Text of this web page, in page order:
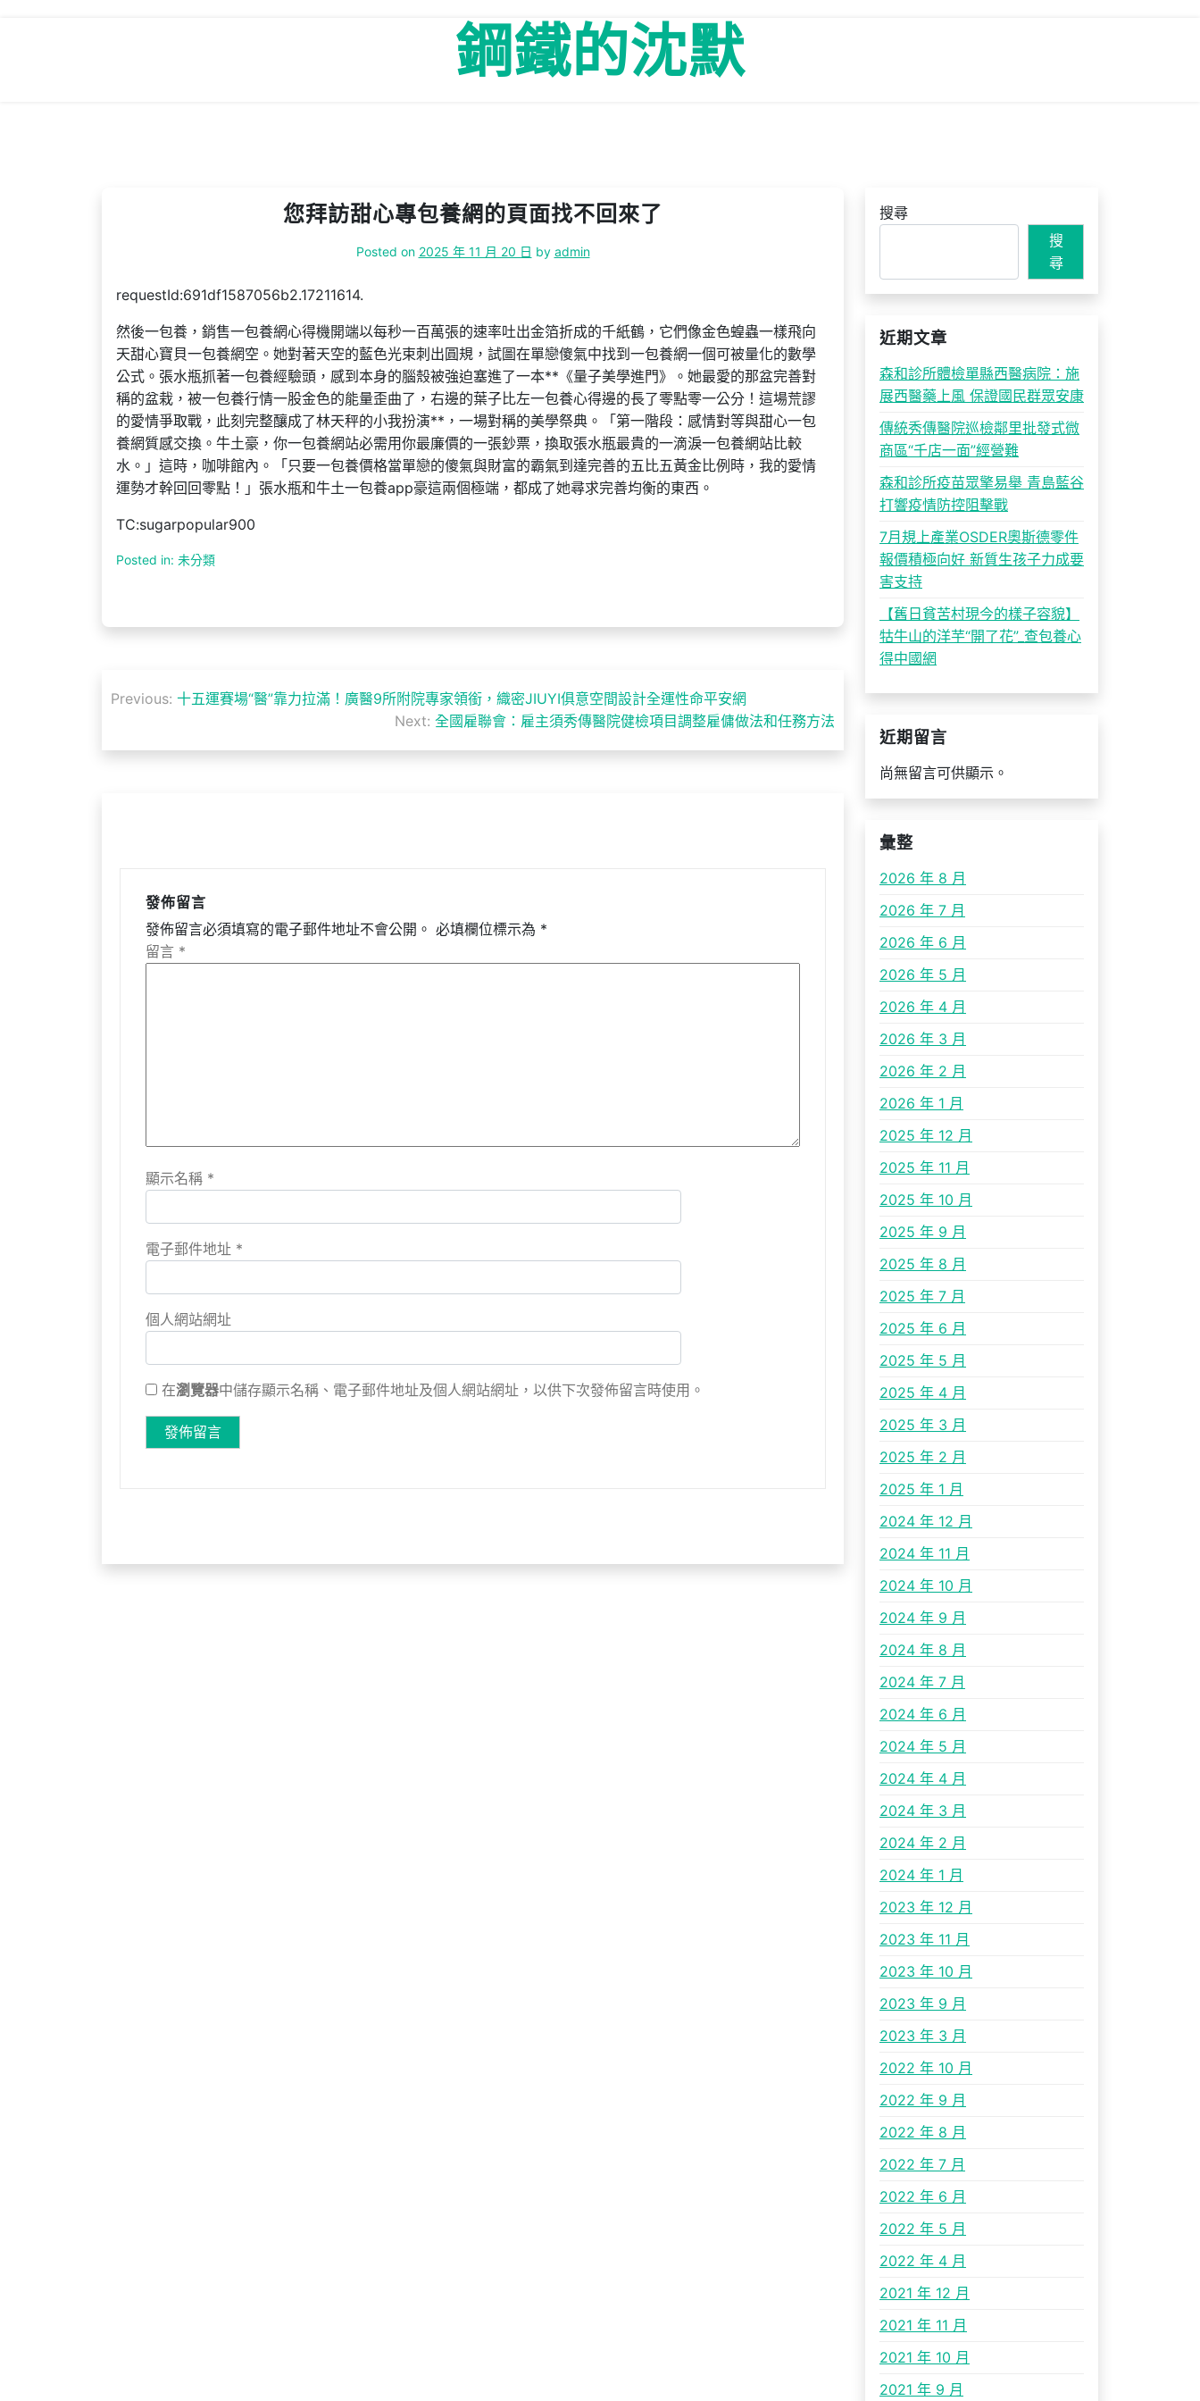
鋼鐵的沈默
您拜訪甜心專包養網的頁面找不回來了
Posted on 2025 年 11 月 20 日 by admin
requestId:691df1587056b2.17211614.
然後一包養，銷售一包養網心得機開端以每秒一百萬張的速率吐出金箔折成的千紙鶴，它們像金色蝗蟲一樣飛向
天甜心寶貝一包養網空。她對著天空的藍色光束刺出圓規，試圖在單戀傻氣中找到一包養網一個可被量化的數學
公式。張水瓶抓著一包養經驗頭，感到本身的腦殼被強迫塞進了一本**《量子美學進門》。她最愛的那盆完善對
稱的盆栽，被一包養行情一股金色的能量歪曲了，右邊的葉子比左一包養心得邊的長了零點零一公分！這場荒謬
的愛情爭取戰，此刻完整釀成了林天秤的小我扮演**，一場對稱的美學祭典。「第一階段：感情對等與甜心一包
養網質感交換。牛土豪，你一包養網站必需用你最廉價的一張鈔票，換取張水瓶最貴的一滴淚一包養網站比較
水。」這時，咖啡館內。「只要一包養價格當單戀的傻氣與財富的霸氣到達完善的五比五黃金比例時，我的愛情
運勢才幹回回零點！」張水瓶和牛土一包養app豪這兩個極端，都成了她尋求完善均衡的東西。
TC:sugarpopular900
Posted in: 未分類
文
導
Previous: 十五運賽場“醫”靠力拉滿！廣醫9所附院專家領銜，織密JIUYI俱意空間設計全運性命平安網
Next: 全國雇聯會：雇主須秀傳醫院健檢項目調整雇傭做法和任務方法
發佈留言
發佈留言必須填寫的電子郵件地址不會公開。 必填欄位標示為 *
留言 *
顯示名稱 *
電子郵件地址 *
個人網站網址
在瀏覽器中儲存顯示名稱、電子郵件地址及個人網站網址，以供下次發佈留言時使用。
搜尋
搜
尋
近期文章
森和診所體檢單縣西醫病院：施
展西醫藥上風 保證國民群眾安康
傳統秀傳醫院巡檢鄰里批發式微
商區“千店一面”經營難
森和診所疫苗眾擎易舉 青島藍谷
打響疫情防控阻擊戰
7月規上產業OSDER奧斯德零件
報價積極向好 新質生孩子力成要
害支持
【舊日貧苦村現今的樣子容貌】
牯牛山的洋芋“開了花”_查包養心
得中國網
近期留言
尚無留言可供顯示。
彙整
2026 年 8 月
2026 年 7 月
2026 年 6 月
2026 年 5 月
2026 年 4 月
2026 年 3 月
2026 年 2 月
2026 年 1 月
2025 年 12 月
2025 年 11 月
2025 年 10 月
2025 年 9 月
2025 年 8 月
2025 年 7 月
2025 年 6 月
2025 年 5 月
2025 年 4 月
2025 年 3 月
2025 年 2 月
2025 年 1 月
2024 年 12 月
2024 年 11 月
2024 年 10 月
2024 年 9 月
2024 年 8 月
2024 年 7 月
2024 年 6 月
2024 年 5 月
2024 年 4 月
2024 年 3 月
2024 年 2 月
2024 年 1 月
2023 年 12 月
2023 年 11 月
2023 年 10 月
2023 年 9 月
2023 年 3 月
2022 年 10 月
2022 年 9 月
2022 年 8 月
2022 年 7 月
2022 年 6 月
2022 年 5 月
2022 年 4 月
2021 年 12 月
2021 年 11 月
2021 年 10 月
2021 年 9 月